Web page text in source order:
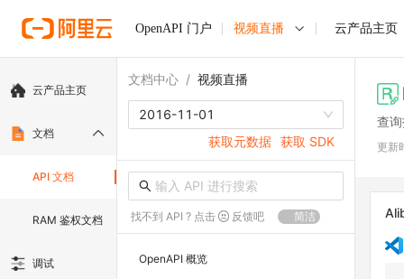
OpenAPI 门户 视频直播 云产品主页
云产品主页
文档
API 文档
RAM 鉴权文档
调试
文档中心 / 视频直播
2016-11-01
获取元数据 获取 SDK
找不到 API ? 点击 反馈吧 简洁
OpenAPI 概览
查
更新